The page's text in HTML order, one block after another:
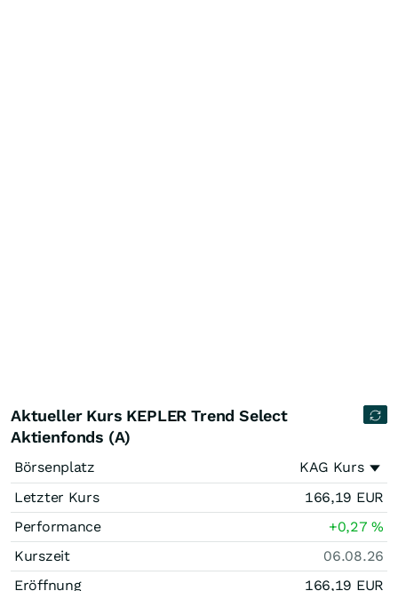
Aktueller Kurs KEPLER Trend Select
Aktienfonds (A)
Börsenplatz
KAG Kurs
Letzter Kurs
166,19 EUR
Performance
+0,27%
Kurszeit
06.08.26
Eröffnung
166,19 EUR